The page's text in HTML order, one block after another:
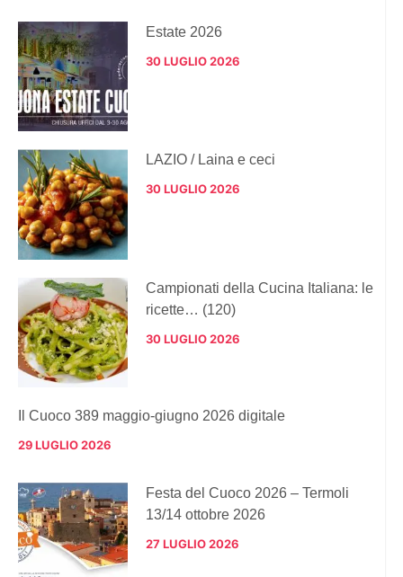
Estate 2026
30 LUGLIO 2026
LAZIO / Laina e ceci
30 LUGLIO 2026
Campionati della Cucina Italiana: le
ricette… (120)
30 LUGLIO 2026
Il Cuoco 389 maggio-giugno 2026 digitale
29 LUGLIO 2026
Festa del Cuoco 2026 – Termoli
13/14 ottobre 2026
27 LUGLIO 2026